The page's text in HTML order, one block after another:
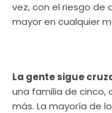
vez, con el riesgo de
mayor en cualquier
La gente sigue
una familia de cinco,
más. La mayoría de